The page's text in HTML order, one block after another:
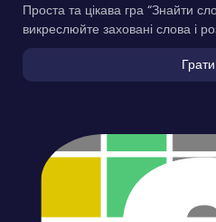
Проста та цікава гра “Знайти
викреслюйте заховані слова і
Грати